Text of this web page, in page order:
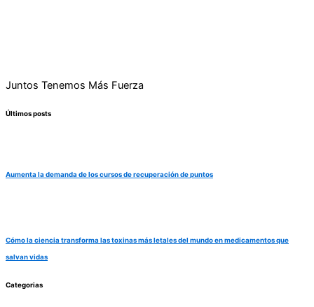
Juntos Tenemos Más Fuerza
Últimos posts
Aumenta la demanda de los cursos de recuperación de puntos
Cómo la ciencia transforma las toxinas más letales del mundo en medicamentos que
salvan vidas
Categorias